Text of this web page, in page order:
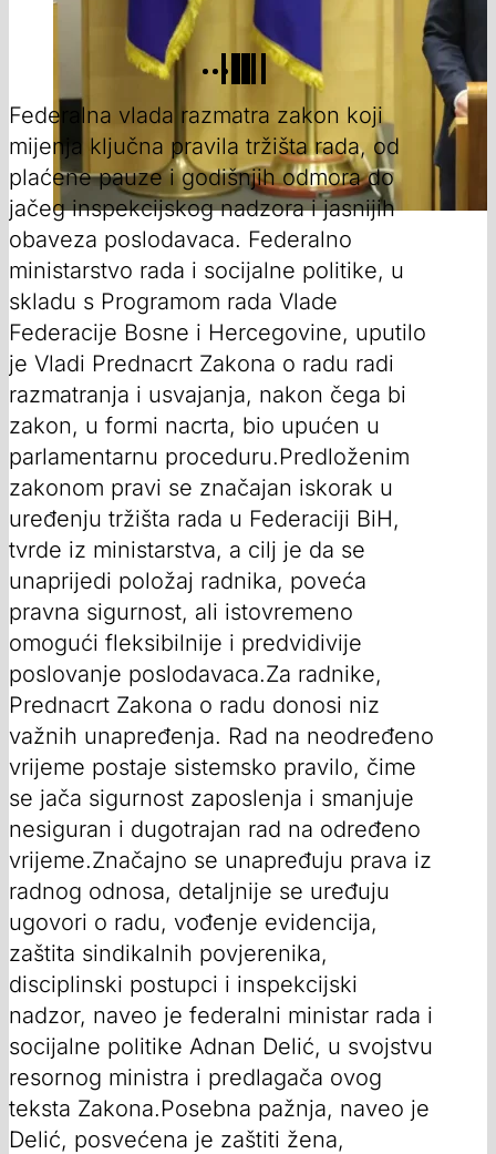
Federalna vlada razmatra zakon koji
mijenja ključna pravila tržišta rada, od
plaćene pauze i godišnjih odmora do
jačeg inspekcijskog nadzora i jasnijih
obaveza poslodavaca. Federalno
ministarstvo rada i socijalne politike, u
skladu s Programom rada Vlade
Federacije Bosne i Hercegovine, uputilo
je Vladi Prednacrt Zakona o radu radi
razmatranja i usvajanja, nakon čega bi
zakon, u formi nacrta, bio upućen u
parlamentarnu proceduru.Predloženim
zakonom pravi se značajan iskorak u
uređenju tržišta rada u Federaciji BiH,
tvrde iz ministarstva, a cilj je da se
unaprijedi položaj radnika, poveća
pravna sigurnost, ali istovremeno
omogući fleksibilnije i predvidivije
poslovanje poslodavaca.Za radnike,
Prednacrt Zakona o radu donosi niz
važnih unapređenja. Rad na neodređeno
vrijeme postaje sistemsko pravilo, čime
se jača sigurnost zaposlenja i smanjuje
nesiguran i dugotrajan rad na određeno
vrijeme.Značajno se unapređuju prava iz
radnog odnosa, detaljnije se uređuju
ugovori o radu, vođenje evidencija,
zaštita sindikalnih povjerenika,
disciplinski postupci i inspekcijski
nadzor, naveo je federalni ministar rada i
socijalne politike Adnan Delić, u svojstvu
resornog ministra i predlagača ovog
teksta Zakona.Posebna pažnja, naveo je
Delić, posvećena je zaštiti žena,